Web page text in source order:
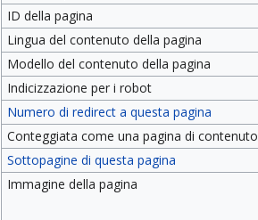
ID della pagina
Lingua del contenuto della pagina
Modello del contenuto della pagina
Indicizzazione per i robot
Numero di redirect a questa pagina
Conteggiata come una pagina di contenuto
Sottopagine di questa pagina
Immagine della pagina